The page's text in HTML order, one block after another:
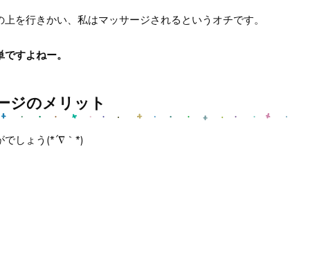
を行きかい、私はマッサージされるというオチです。
すよねー。
ジのメリット
でしょう(*´∇｀*)